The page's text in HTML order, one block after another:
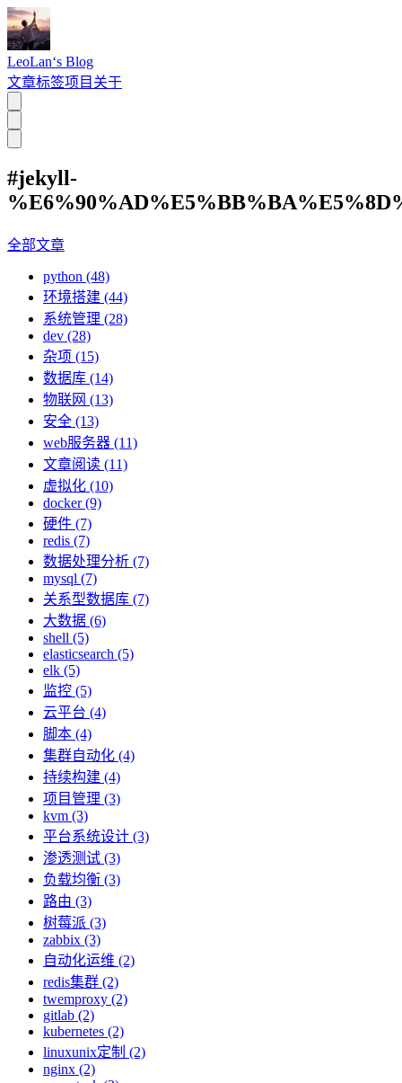
LeoLan‘s Blog
文章标签项目 关于
#jekyll-
全部文章
python (48)
环境搭建 (44)
系统管理 (28)
dev (28)
杂项 (15)
数据库 (14)
物联网 (13)
安全 (13)
web服务器 (11)
文章阅读 (11)
虚拟化 (10)
docker (9)
硬件 (7)
redis (7)
数据处理分析 (7)
mysql (7)
关系型数据库 (7)
大数据 (6)
shell (5)
elasticsearch (5)
elk (5)
监控 (5)
云平台 (4)
脚本 (4)
集群自动化 (4)
持续构建 (4)
项目管理 (3)
kvm (3)
平台系统设计 (3)
渗透测试 (3)
负载均衡 (3)
路由 (3)
树莓派 (3)
zabbix (3)
自动化运维 (2)
redis集群 (2)
twemproxy (2)
gitlab (2)
kubernetes (2)
linuxunix定制 (2)
nginx (2)